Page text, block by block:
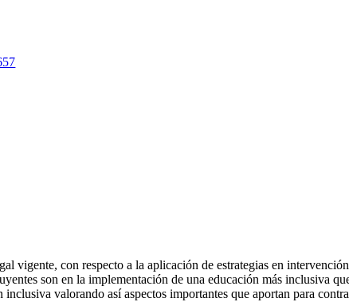
vigente, con respecto a la aplicación de estrategias en
son en la implementación de una educación más inclusiva
valorando así aspectos importantes que aportan para